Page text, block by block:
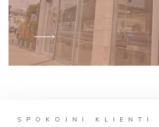
SPOKOJNÍ KLIENTI